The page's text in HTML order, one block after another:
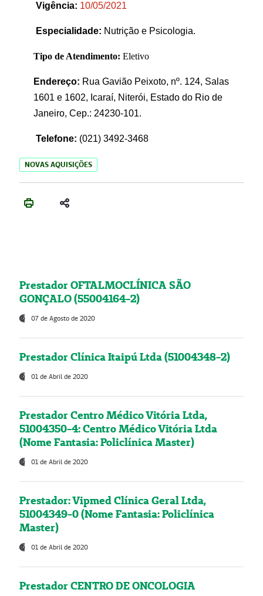
Vigência: 10/05/2021
Especialidade: Nutrição e Psicologia.
Tipo de Atendimento: Eletivo
Endereço: Rua Gavião Peixoto, nº. 124, Salas
1601 e 1602, Icaraí, Niterói, Estado do Rio de
Janeiro, Cep.: 24230-101.
Telefone: (021) 3492-3468
NOVAS AQUISIÇÕES
Prestador OFTALMOCLÍNICA SÃO
GONÇALO (55004164-2)
07 de Agosto de 2020
Prestador Clínica Itaipú Ltda (51004348-2)
01 de Abril de 2020
Prestador Centro Médico Vitória Ltda,
51004350-4: Centro Médico Vitória Ltda
(Nome Fantasia: Policlínica Master)
01 de Abril de 2020
Prestador: Vipmed Clínica Geral Ltda,
51004349-0 (Nome Fantasia: Policlínica
Master)
01 de Abril de 2020
Prestador CENTRO DE ONCOLOGIA